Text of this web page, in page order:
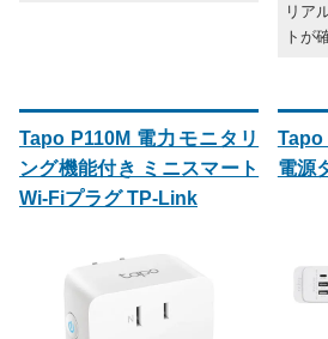
リア
トが
Tapo P110M 電力モニタリ
ング機能付き ミニスマート
Wi-Fiプラグ TP-Link
電源